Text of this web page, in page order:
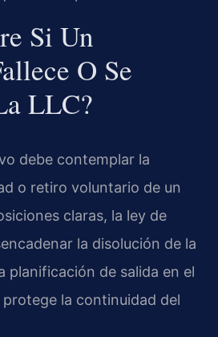
Si Un
O Se
LLC?
debe contemplar la
o retiro voluntario de un
claras, la ley de
la disolución de la
planificación de salida en el
la continuidad del